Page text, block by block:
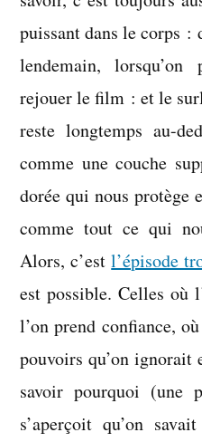
puissant dans le corps :
lendemain,
rejouer le film : et le
reste longtemps au-
comme une couche
dorée qui nous protège
comme tout ce qui
Alors, c’estl’épisode
est possible. Celles où
l’on prend confiance,
pouvoirs qu’on ignorait
savoir pourquoi (une
s’aperçoit qu’on